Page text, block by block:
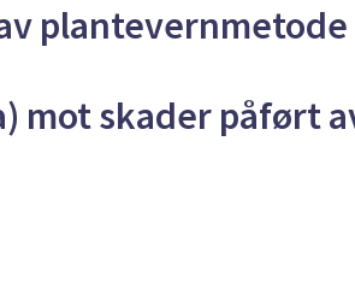
mot skader påført